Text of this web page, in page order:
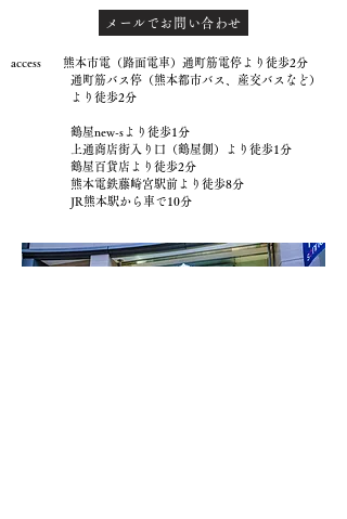
メールでお問い合わせ
access 熊本市電（路面電車）通町筋電停より徒歩2分
通町筋バス停（熊本都市バス、産交バスなど）
より徒歩2分
鶴屋new-sより徒歩1分
上通商店街入り口（鶴屋側）より徒歩1分
鶴屋百貨店より徒歩2分
熊本電鉄藤崎宮駅前より徒歩8分
JR熊本駅から車で10分